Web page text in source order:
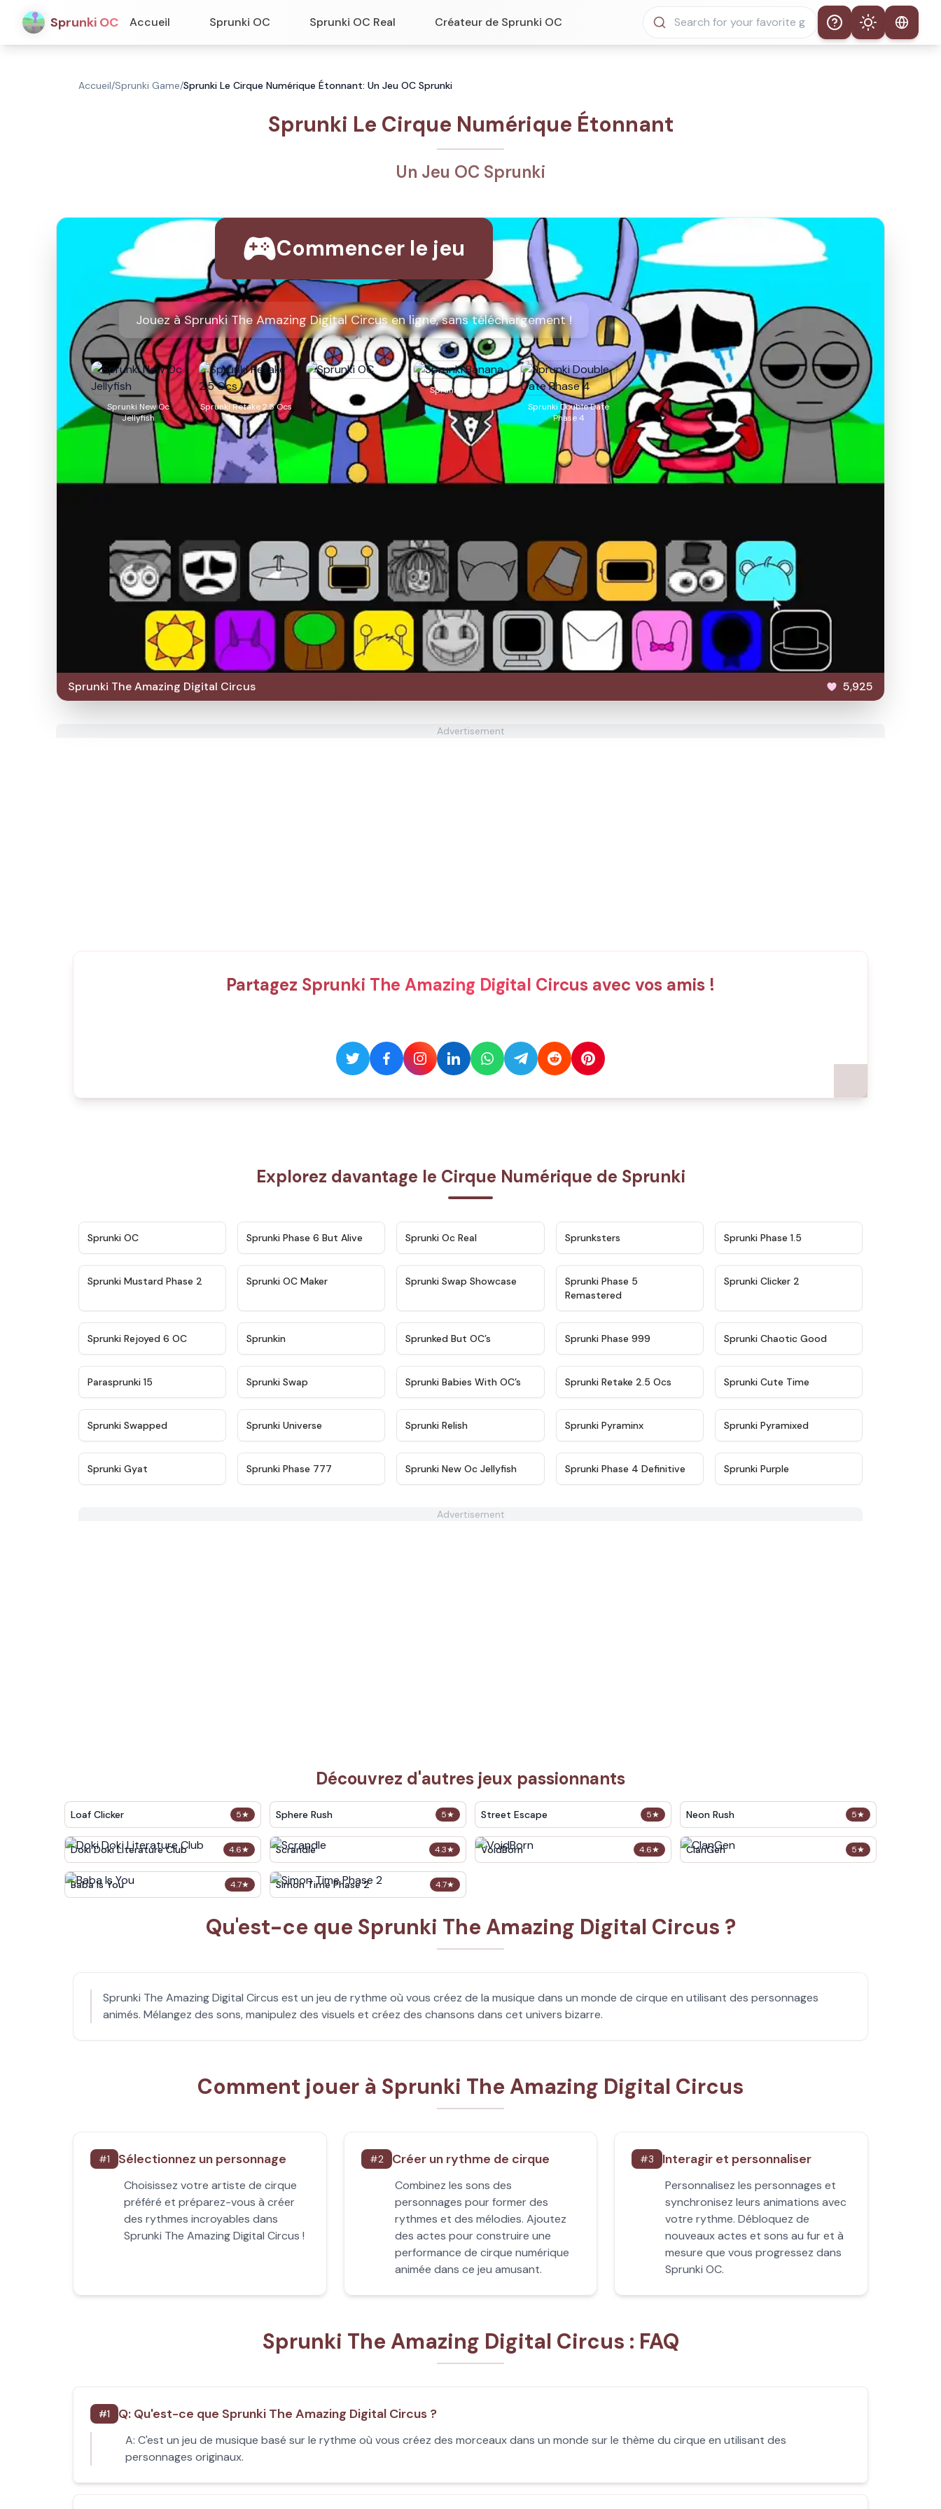
Sprunki OC Accueil Sprunki OC Sprunki OC Real Créateur de Sprunki OC Help Theme
Accueil/Sprunki Game/Sprunki Le Cirque Numérique Étonnant: Un Jeu OC Sprunki
Sprunki Le Cirque Numérique Étonnant
Un Jeu OC Sprunki
Commencer le jeu
Jouez à Sprunki The Amazing Digital Circus en ligne, sans téléchargement !
Sprunki New Oc
Jellyfish
Sprunki Retake 2.5 Ocs
Sprunki Banana
Sprunki Double Date
Phase 4
Sprunki The Amazing Digital Circus 5,925
Advertisement
Partagez Sprunki The Amazing Digital Circus avec vos amis !
Explorez davantage le Cirque Numérique de Sprunki
Sprunki OC ★ 4.9
Sprunki Phase 6 But Alive Sprunki Oc Real Sprunksters Sprunki Phase 1.5
★ 4.4
Sprunki Mustard Phase 2 Sprunki OC Maker ★ 4.6
Sprunki Swap Showcase
Sprunki Phase 5
Remastered
Sprunki Clicker 2
★
Sprunki Rejoyed 6 OC Sprunkin Sprunked But OC’s Sprunki Phase 999 ★
Sprunki Chaotic Good
Parasprunki 15 Sprunki Swap ★ 4.8
Sprunki Babies With OC’s ★
Sprunki Retake 2.5 Ocs Sprunki Cute Time
Sprunki Swapped Sprunki Universe Sprunki Relish Sprunki Pyraminx Sprunki Pyramixed
Sprunki Gyat Sprunki Phase 777 ★ 4.8
Sprunki New Oc Jellyfish ★ 4.9
Sprunki Phase 4 Definitive Sprunki Purple
Advertisement
Découvrez d'autres jeux passionnants
5★
Loaf Clicker 5★
Sphere Rush 5★
Street Escape 5★
Neon Rush
4.6★
Doki Doki Literature Club 4.3★
Scrandle 4.6★
VoidBorn 5★
ClanGen
4.7★
Baba Is You 4.7★
Simon Time Phase 2
Qu'est-ce que Sprunki The Amazing Digital Circus ?
Sprunki The Amazing Digital Circus est un jeu de rythme où vous créez de la musique dans un monde de cirque en utilisant des personnages
animés. Mélangez des sons, manipulez des visuels et créez des chansons dans cet univers bizarre.
Comment jouer à Sprunki The Amazing Digital Circus
#1 Sélectionnez un personnage
Choisissez votre artiste de cirque
préféré et préparez-vous à créer
des rythmes incroyables dans
Sprunki The Amazing Digital Circus !
#2 Créer un rythme de cirque
Combinez les sons des
personnages pour former des
rythmes et des mélodies. Ajoutez
des actes pour construire une
performance de cirque numérique
animée dans ce jeu amusant.
#3 Interagir et personnaliser
Personnalisez les personnages et
synchronisez leurs animations avec
votre rythme. Débloquez de
nouveaux actes et sons au fur et à
mesure que vous progressez dans
Sprunki OC.
Sprunki The Amazing Digital Circus : FAQ
#1 Q: Qu'est-ce que Sprunki The Amazing Digital Circus ?
A: C'est un jeu de musique basé sur le rythme où vous créez des morceaux dans un monde sur le thème du cirque en utilisant des
personnages originaux.